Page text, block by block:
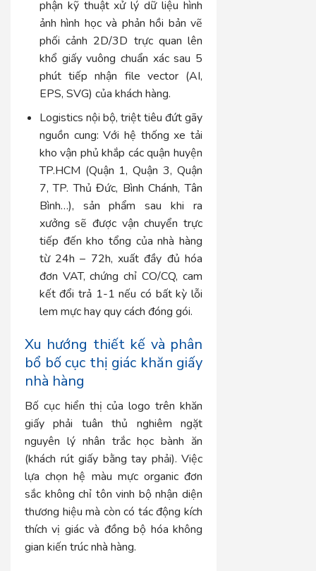
phận kỹ thuật xử lý dữ liệu hình
ảnh hình học và phản hồi bản vẽ
phối cảnh 2D/3D trực quan lên
khổ giấy vuông chuẩn xác sau 5
phút tiếp nhận file vector (AI,
EPS, SVG) của khách hàng.
Logistics nội bộ, triệt tiêu đứt gãy
nguồn cung: Với hệ thống xe tải
kho vận phủ khắp các quận huyện
TP.HCM (Quận 1, Quận 3, Quận
7, TP. Thủ Đức, Bình Chánh, Tân
Bình…), sản phẩm sau khi ra
xưởng sẽ được vận chuyển trực
tiếp đến kho tổng của nhà hàng
từ 24h – 72h, xuất đầy đủ hóa
đơn VAT, chứng chỉ CO/CQ, cam
kết đổi trả 1-1 nếu có bất kỳ lỗi
lem mực hay quy cách đóng gói.
Xu hướng thiết kế và phân
bổ bố cục thị giác khăn giấy
nhà hàng
Bố cục hiển thị của logo trên khăn
giấy phải tuân thủ nghiêm ngặt
nguyên lý nhân trắc học bành ăn
(khách rút giấy bằng tay phải). Việc
lựa chọn hệ màu mực organic đơn
sắc không chỉ tôn vinh bộ nhận diện
thương hiệu mà còn có tác động kích
thích vị giác và đồng bộ hóa không
gian kiến trúc nhà hàng.